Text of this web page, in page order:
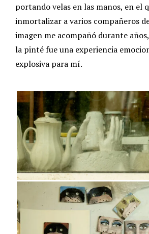
portando velas en las manos, en el
inmortalizar a varios compañeros
imagen me acompañó durante
la pinté fue una experiencia
explosiva para mí.